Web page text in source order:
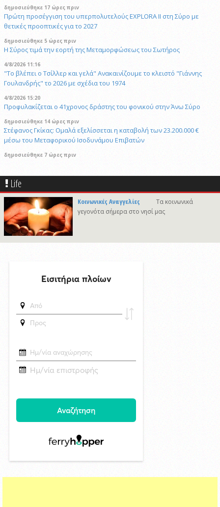
δημοσιεύθηκε 17 ώρες πριν
Πρώτη προσέγγιση του υπερπολυτελούς EXPLORA II στη Σύρο με
θετικές προοπτικές για το 2027
δημοσιεύθηκε 5 ώρες πριν
Η Σύρος τιμά την εορτή της Μεταμορφώσεως του Σωτήρος
4/8/2026 11:16
"Το βλέπει ο Τσίλλερ και γελά" Ανακαινίζουμε το κλειστό "Γιάννης
Γουλανδρής" το 2026 με σχέδια του 1974
4/8/2026 15:20
Προφυλακίζεται ο 41χρονος δράστης του φονικού στην Άνω Σύρο
δημοσιεύθηκε 14 ώρες πριν
Στέφανος Γκίκας: Ομαλά εξελίσσεται η καταβολή των 23.200.000 €
μέσω του Μεταφορικού Ισοδυνάμου Επιβατών
δημοσιεύθηκε 7 ώρες πριν
29/4/2026 18:53
Συναγερμός στη Βόρεια Καρολίνα: Αναφορές για πολλούς νεκρούς και
τραυματίες μετά από πυροβολισμούς
δημοσιεύθηκε 11 ώρες πριν
Σχολή Προπονητών UEFA C στη Σύρο
δημοσιεύθηκε 15 ώρες πριν
To κρυφό στολίδι των Μικρών Κυκλάδων σε Video
Life
Κοινωνικές Αναγγελίες
Τα κοινωνικά
γεγονότα σήμερα στο νησί μας